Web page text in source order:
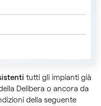
tutti gli impianti già
Delibera o ancora da
della seguente